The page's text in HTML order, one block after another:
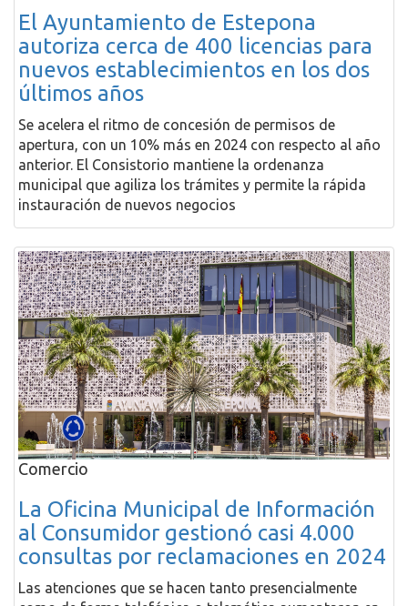
El Ayuntamiento de Estepona
autoriza cerca de 400 licencias para
nuevos establecimientos en los dos
últimos años
Se acelera el ritmo de concesión de permisos de
apertura, con un 10% más en 2024 con respecto al año
anterior. El Consistorio mantiene la ordenanza
municipal que agiliza los trámites y permite la rápida
instauración de nuevos negocios
Comercio
La Oficina Municipal de Información
al Consumidor gestionó casi 4.000
consultas por reclamaciones en 2024
Las atenciones que se hacen tanto presencialmente